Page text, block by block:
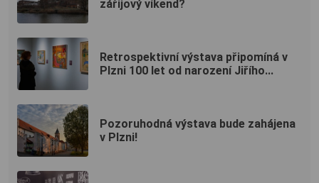
zářijový víkend?
Retrospektivní výstava připomíná v
Plzni 100 let od narození Jiřího...
Pozoruhodná výstava bude zahájena
v Plzni!